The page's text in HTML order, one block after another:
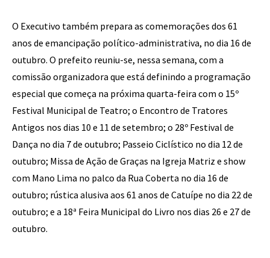
O Executivo também prepara as comemorações dos 61
anos de emancipação político-administrativa, no dia 16 de
outubro. O prefeito reuniu-se, nessa semana, com a
comissão organizadora que está definindo a programação
especial que começa na próxima quarta-feira com o 15º
Festival Municipal de Teatro; o Encontro de Tratores
Antigos nos dias 10 e 11 de setembro; o 28º Festival de
Dança no dia 7 de outubro; Passeio Ciclístico no dia 12 de
outubro; Missa de Ação de Graças na Igreja Matriz e show
com Mano Lima no palco da Rua Coberta no dia 16 de
outubro; rústica alusiva aos 61 anos de Catuípe no dia 22 de
outubro; e a 18ª Feira Municipal do Livro nos dias 26 e 27 de
outubro.